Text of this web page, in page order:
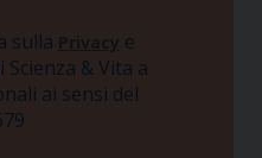
sulla Privacy e
& Vita a
ai sensi del